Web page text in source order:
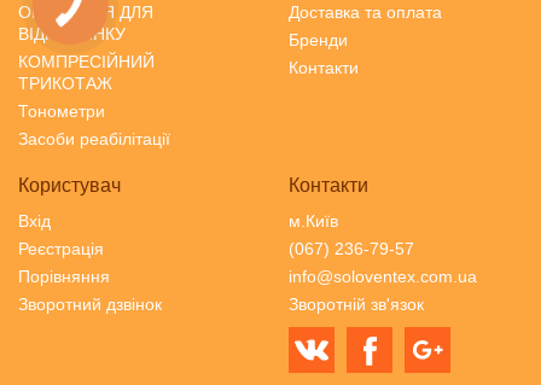
ОРТОПЕДІЯ ДЛЯ
ВІДПОЧИНКУ
КОМПРЕСІЙНИЙ
ТРИКОТАЖ
Тонометри
Засоби реабілітації
Доставка та оплата
Бренди
Контакти
Користувач
Вхід
Реєстрація
Порівняння
Зворотний дзвінок
Контакти
м.Київ
(067) 236-79-57
info@soloventex.com.ua
Зворотній зв'язок